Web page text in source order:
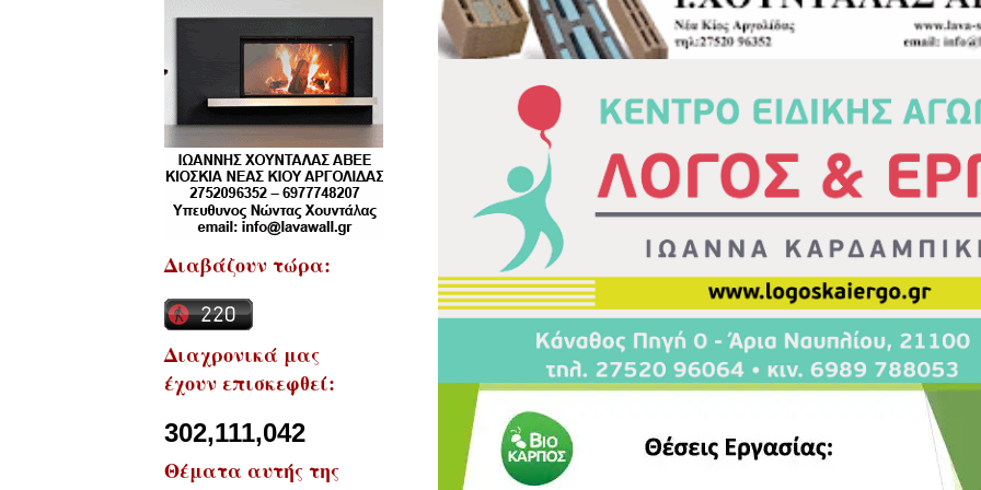
Διαβάζουν τώρα:
Διαχρονικά μας
έχουν επισκεφθεί:
302,111,042
Θέματα αυτής της